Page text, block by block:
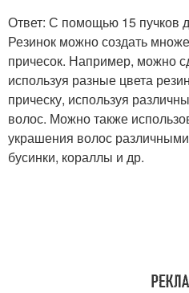
Ответ: С помощью 15 пучков
Резинок можно создать
причесок. Например, можно
используя разные цвета
прическу, используя
волос. Можно также
украшения волос
бусинки, кораллы и др.